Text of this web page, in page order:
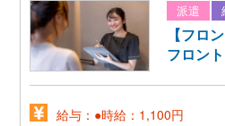
派遣
【フロ
フロン
給与：●時給：1,100円